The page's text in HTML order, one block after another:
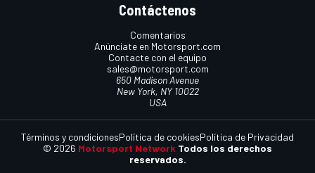
Contáctenos
Comentarios
Anúnciate en Motorsport.com
Contacte con el equipo
sales@motorsport.com
650 Madison Avenue
New York, NY 10022
USA
© 2026 Motorsport Network Todos los derechos
reservados.
Términos y condicionesPolítica de cookiesPolítica de Privacidad